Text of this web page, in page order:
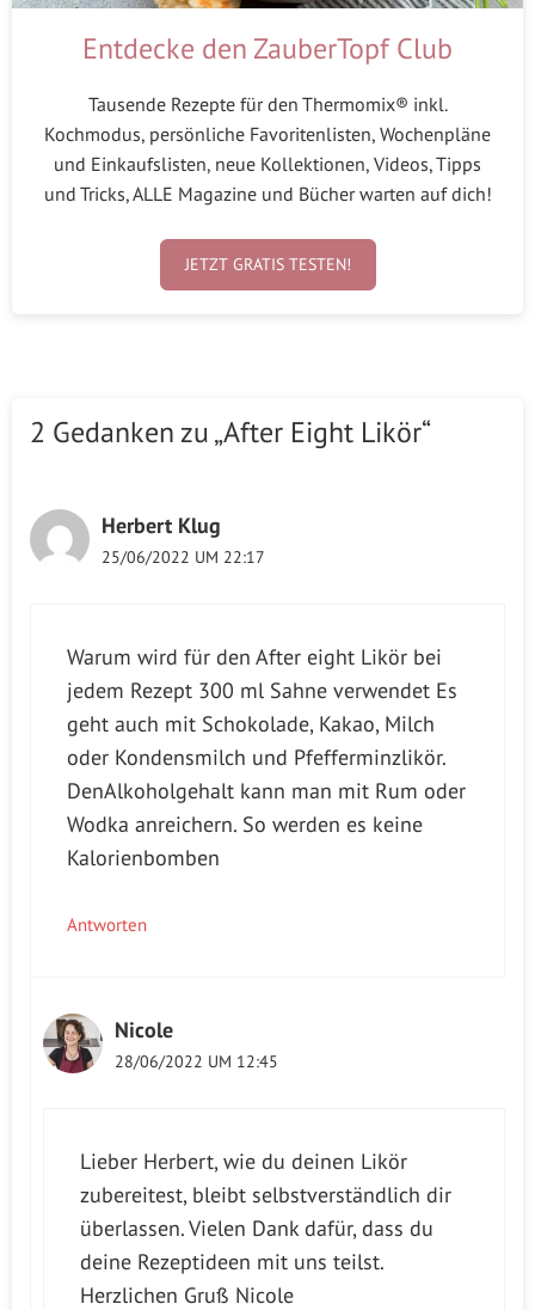
Entdecke den ZauberTopf Club
Tausende Rezepte für den Thermomix® inkl.
Kochmodus, persönliche Favoritenlisten, Wochenpläne
und Einkaufslisten, neue Kollektionen, Videos, Tipps
und Tricks, ALLE Magazine und Bücher warten auf dich!
JETZT GRATIS TESTEN!
2 Gedanken zu „After Eight Likör“
Herbert Klug
25/06/2022 UM 22:17
Warum wird für den After eight Likör bei
jedem Rezept 300 ml Sahne verwendet Es
geht auch mit Schokolade, Kakao, Milch
oder Kondensmilch und Pfefferminzlikör.
DenAlkoholgehalt kann man mit Rum oder
Wodka anreichern. So werden es keine
Kalorienbomben
Antworten
Nicole
28/06/2022 UM 12:45
Lieber Herbert, wie du deinen Likör
zubereitest, bleibt selbstverständlich dir
überlassen. Vielen Dank dafür, dass du
deine Rezeptideen mit uns teilst.
Herzlichen Gruß Nicole